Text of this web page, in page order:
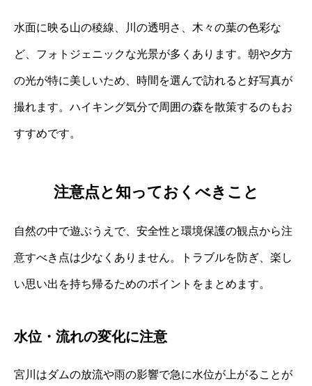
水面に映る山の稜線、川の透明さ、木々の葉の色彩な
ど、フォトジェニックな光景が多くあります。朝や夕方
の光が特に美しいため、時間を選んで訪れると好写真が
撮れます。ハイキング気分で周囲の森を散策するのもお
すすめです。
注意点と知っておくべきこと
自然の中で遊ぶうえで、安全性と環境保護の観点から注
意すべき点は少なくありません。トラブルを防ぎ、楽し
い思い出を持ち帰るためのポイントをまとめます。
水位・流れの変化に注意
宮川はダムの放流や雨の影響で急に水位が上がることが